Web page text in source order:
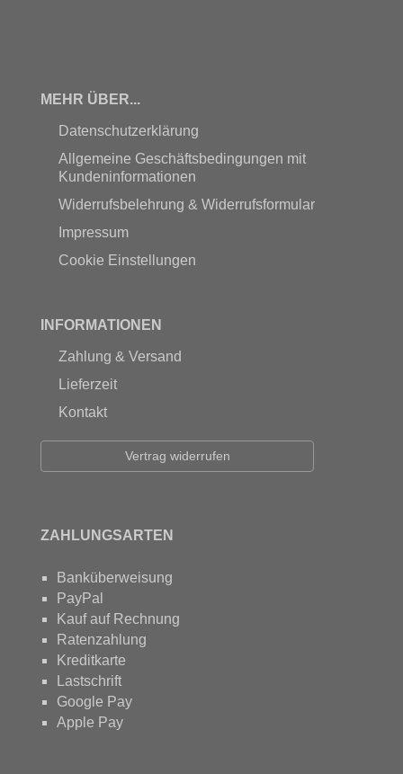
MEHR ÜBER...
Datenschutzerklärung
Allgemeine Geschäftsbedingungen mit
Kundeninformationen
Widerrufsbelehrung & Widerrufsformular
Impressum
Cookie Einstellungen
INFORMATIONEN
Zahlung & Versand
Lieferzeit
Kontakt
Vertrag widerrufen
ZAHLUNGSARTEN
Banküberweisung
PayPal
Kauf auf Rechnung
Ratenzahlung
Kreditkarte
Lastschrift
Google Pay
Apple Pay